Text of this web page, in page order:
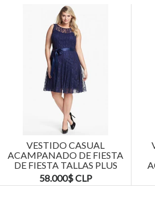
VESTIDO CASUAL
ACAMPANADO DE FIESTA
DE FIESTA TALLAS PLUS
KADRIHEL
58.000$ CLP